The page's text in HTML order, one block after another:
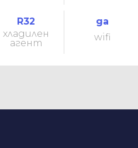
R32
хладилен
агент
да
wifi